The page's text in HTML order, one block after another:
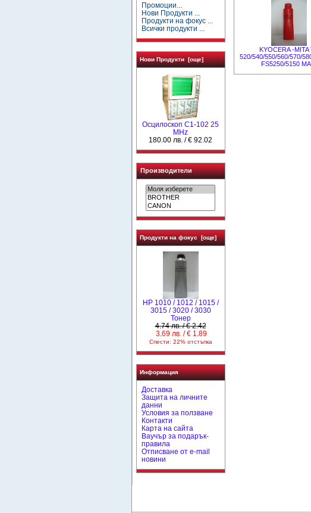
Промоции...
Нови Продукти ...
Продукти на фокус ...
Всички продукти ...
Нови Продукти [още]
Осцилоскоп С1-102 25
MHz
180.00 лв. / € 92.02
Производители
Продукти на фокус [още]
HP 1010 / 1012 / 1015 /
3015 / 3020 / 3030
Тонер
4.74 лв. / € 2.42
3.69 лв. / € 1.89
Спести: 22% отстъпка
Информация
Доставка
Защита на личните
данни
Условия за ползване
Контакти
Карта на сайта
Ваучър за подарък-
правила
Отписване от e-mail
новини
KYOCERA -MITA
520/540/550/560/570/
FS5250/5150